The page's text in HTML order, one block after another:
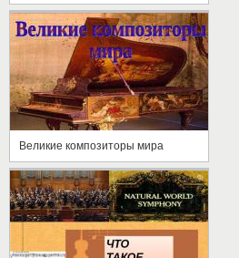
Великие композиторы мира